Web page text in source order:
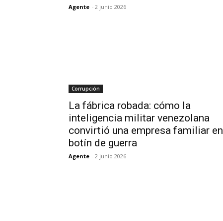
Agente - 2 junio 2026
Corrupción
La fábrica robada: cómo la
inteligencia militar venezolana
convirtió una empresa familiar en
botín de guerra
Agente - 2 junio 2026